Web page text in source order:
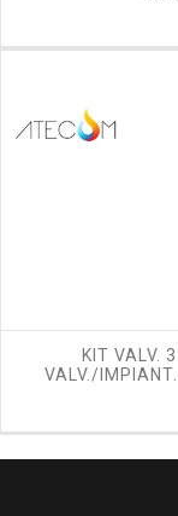
KIT VALV.
VALV./